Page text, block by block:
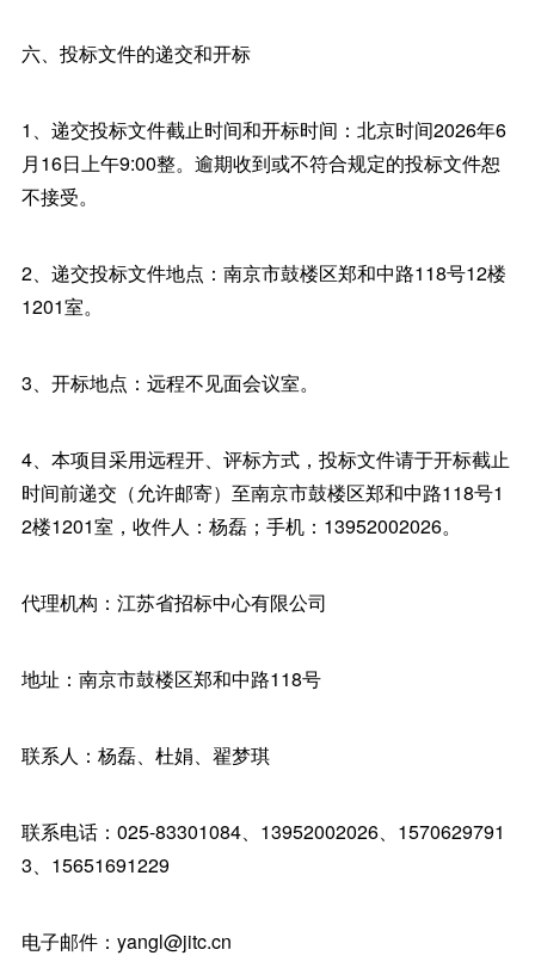
六、投标文件的递交和开标
1、递交投标文件截止时间和开标时间：北京时间2026年6
月16日上午9:00整。逾期收到或不符合规定的投标文件恕
不接受。
2、递交投标文件地点：南京市鼓楼区郑和中路118号12楼
1201室。
3、开标地点：远程不见面会议室。
4、本项目采用远程开、评标方式，投标文件请于开标截止
时间前递交（允许邮寄）至南京市鼓楼区郑和中路118号1
2楼1201室，收件人：杨磊；手机：13952002026。
代理机构：江苏省招标中心有限公司
地址：南京市鼓楼区郑和中路118号
联系人：杨磊、杜娟、翟梦琪
联系电话：025-83301084、13952002026、1570629791
3、15651691229
电子邮件：yangl@jitc.cn